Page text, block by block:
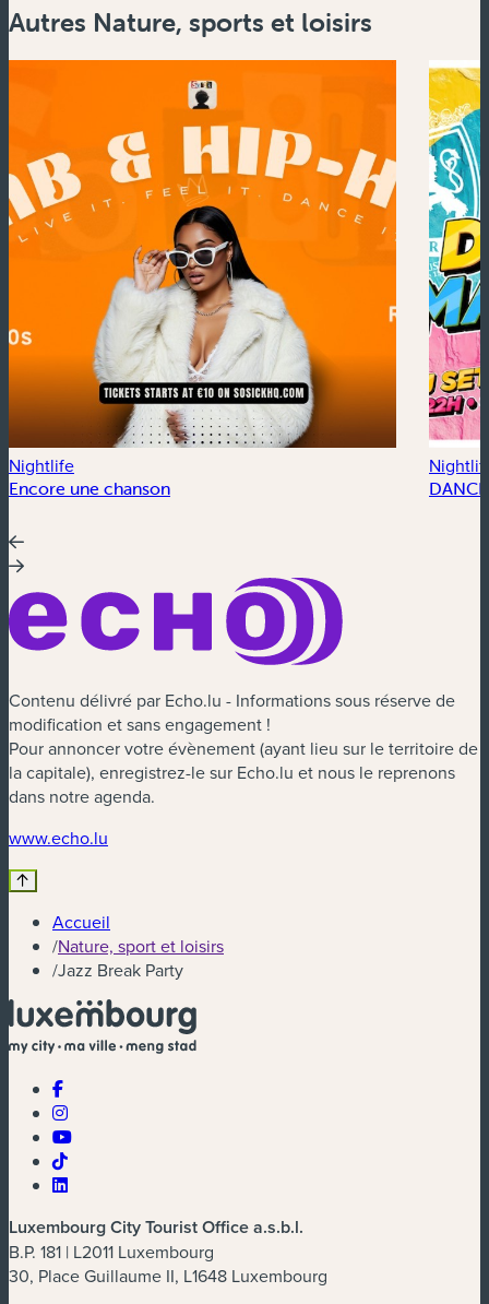
Autres Nature, sports et loisirs
Nightlife
Encore une chanson
Contenu délivré par Echo.lu - Informations sous réserve de
modification et sans engagement !
Pour annoncer votre évènement (ayant lieu sur le territoire de
la capitale), enregistrez-le sur Echo.lu et nous le reprenons
dans notre agenda.
www.echo.lu
Accueil
/Nature, sport et loisirs
/Jazz Break Party
Luxembourg City Tourist Office a.s.b.l.
B.P. 181 | L2011 Luxembourg
30, Place Guillaume II, L1648 Luxembourg